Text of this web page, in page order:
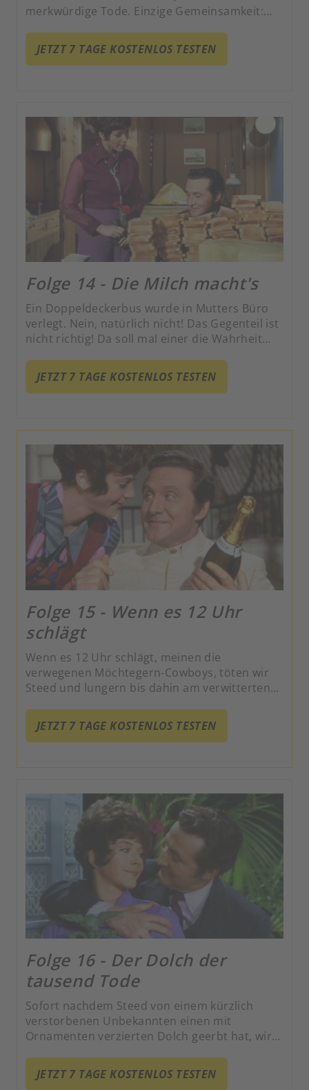
merkwürdige Tode. Einzige Gemeinsamkeit:
diverse Teile eines Puzzlespiels.
JETZT 7 TAGE KOSTENLOS TESTEN
Folge 14 - Die Milch macht's
Ein Doppeldeckerbus wurde in Mutters Büro
verlegt. Nein, natürlich nicht! Das Gegenteil ist
nicht richtig! Da soll mal einer die Wahrheit
den (Ver-)Dreh dieser Geschichte kommt.
JETZT 7 TAGE KOSTENLOS TESTEN
Folge 15 - Wenn es 12 Uhr
schlägt
Wenn es 12 Uhr schlägt, meinen die
verwegenen Möchtegern-Cowboys, töten wir
Steed und lungern bis dahin am verwitterten
derweil die Sicherheitszonen, bis sie Steed mit
Gipsbein und Krücken in einem todsicher
erreicht.
JETZT 7 TAGE KOSTENLOS TESTEN
Folge 16 - Der Dolch der
tausend Tode
Sofort nachdem Steed von einem kürzlich
verstorbenen Unbekannten einen mit
Ornamenten verzierten Dolch geerbt hat, wird
unbedingt in den Besitz des antiken Stücks
gelangen möchten, gleich mehrmals
JETZT 7 TAGE KOSTENLOS TESTEN